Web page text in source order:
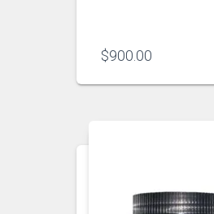
$900.00